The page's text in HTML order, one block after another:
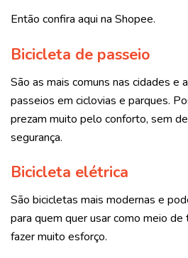
Então confira aqui na Shopee.
Bicicleta de passeio
São as mais comuns nas cidades e
passeios em ciclovias e parques.
prezam muito pelo conforto, sem
segurança.
Bicicleta elétrica
São bicicletas mais modernas e
para quem quer usar como meio
fazer muito esforço.